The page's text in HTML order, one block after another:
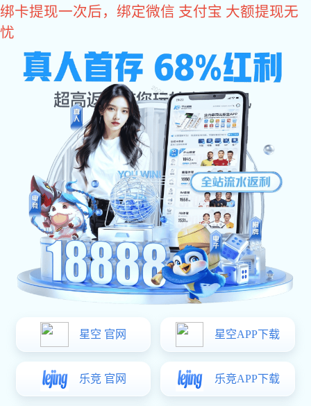
辉达娱乐
欢迎进入长鸿精密网站
辉达娱乐 铝合金外
热门关键词：CNC加工 铝合金零件 铝合金外壳 铝合金面板